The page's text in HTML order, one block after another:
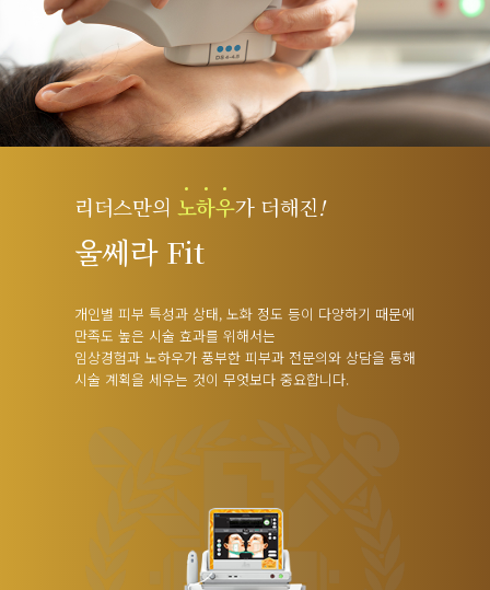
리더스만의 노하우가 더해진!
울쎄라 Fit
개인별 피부 특성과 상태, 노화 정도 등이 다양하기 때문에
만족도 높은 시술 효과를 위해서는
임상경험과 노하우가 풍부한 피부과 전문의와 상담을 통해
시술 계획을 세우는 것이 무엇보다 중요합니다.